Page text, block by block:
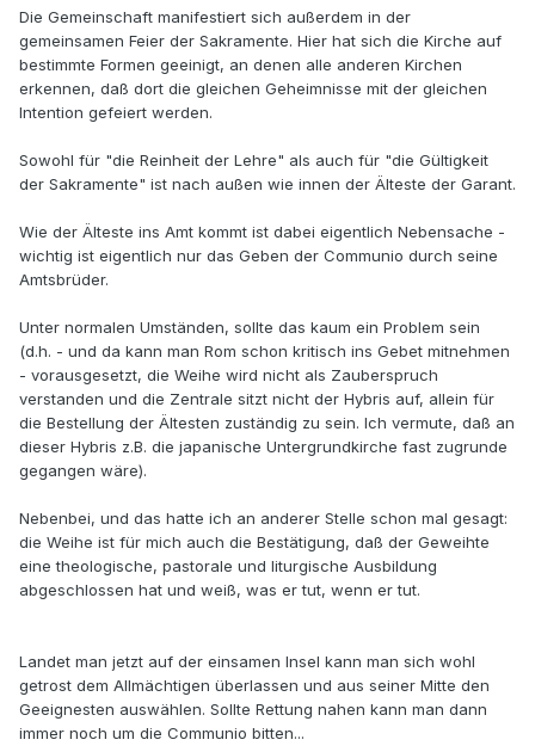
Die Gemeinschaft manifestiert sich außerdem in der
gemeinsamen Feier der Sakramente. Hier hat sich die Kirche auf
bestimmte Formen geeinigt, an denen alle anderen Kirchen
erkennen, daß dort die gleichen Geheimnisse mit der gleichen
Intention gefeiert werden.
Sowohl für "die Reinheit der Lehre" als auch für "die Gültigkeit
der Sakramente" ist nach außen wie innen der Älteste der Garant.
Wie der Älteste ins Amt kommt ist dabei eigentlich Nebensache -
wichtig ist eigentlich nur das Geben der Communio durch seine
Amtsbrüder.
Unter normalen Umständen, sollte das kaum ein Problem sein
(d.h. - und da kann man Rom schon kritisch ins Gebet mitnehmen
- vorausgesetzt, die Weihe wird nicht als Zauberspruch
verstanden und die Zentrale sitzt nicht der Hybris auf, allein für
die Bestellung der Ältesten zuständig zu sein. Ich vermute, daß an
dieser Hybris z.B. die japanische Untergrundkirche fast zugrunde
gegangen wäre).
Nebenbei, und das hatte ich an anderer Stelle schon mal gesagt:
die Weihe ist für mich auch die Bestätigung, daß der Geweihte
eine theologische, pastorale und liturgische Ausbildung
abgeschlossen hat und weiß, was er tut, wenn er tut.
Landet man jetzt auf der einsamen Insel kann man sich wohl
getrost dem Allmächtigen überlassen und aus seiner Mitte den
Geeignesten auswählen. Sollte Rettung nahen kann man dann
immer noch um die Communio bitten...